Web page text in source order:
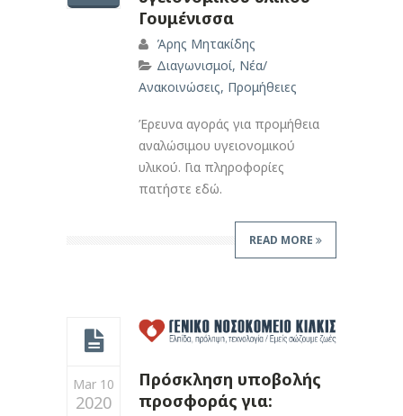
Γουμένισσα
Άρης Μητακίδης
Διαγωνισμοί, Νέα/
Ανακοινώσεις, Προμήθειες
Έρευνα αγοράς για προμήθεια
αναλώσιμου υγειονομικού
υλικού. Για πληροφορίες
πατήστε εδώ.
READ MORE
Mar 10
2020
Πρόσκληση υποβολής
προσφοράς για: